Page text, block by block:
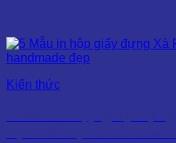
Kiến thức